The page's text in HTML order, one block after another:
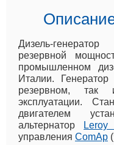
Дизель-
резервной
промышленном
Италии.
резервном,
эксплуатации.
двигателем
альтернатор
Leroy
управления ComAp